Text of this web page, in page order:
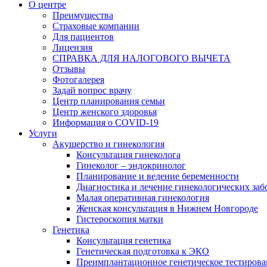
О центре
Преимущества
Страховые компании
Для пациентов
Лицензия
СПРАВКА ДЛЯ НАЛОГОВОГО ВЫЧЕТА
Отзывы
Фотогалерея
Задай вопрос врачу
Центр планирования семьи
Центр женского здоровья
Информация о COVID-19
Услуги
Акушерство и гинекология
Консультация гинеколога
Гинеколог – эндокринолог
Планирование и ведение беременности
Диагностика и лечение гинекологических
Малая оперативная гинекология
Женская консультация в Нижнем Новгороде
Гистероскопия матки
Генетика
Консультация генетика
Генетическая подготовка к ЭКО
Преимплантационное генетическое